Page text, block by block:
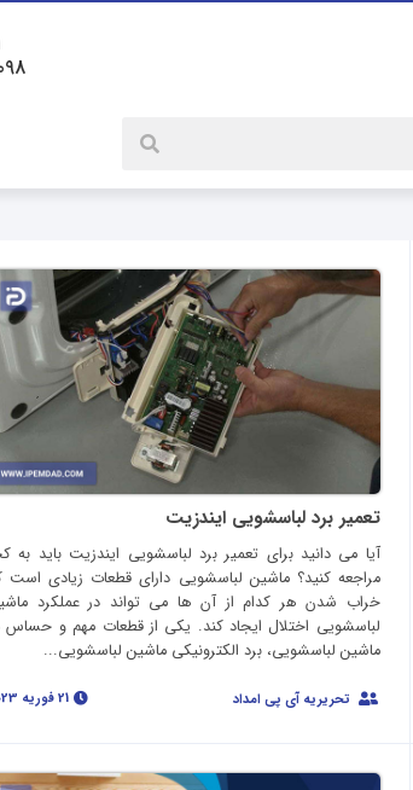
تعمیر برد لباسشویی ایندزیت
آیا می دانید برای تعمیر برد لباسشویی ایندزیت باید به
مراجعه کنید؟ ماشین لباسشویی دارای قطعات زیادی است
خراب شدن هر کدام از آن ها می تواند در عملکرد
لباسشویی اختلال ایجاد کند. یکی از قطعات مهم و حساس
ماشین لباسشویی، برد الکترونیکی ماشین لباسشویی...
تحریریه آی پی امداد